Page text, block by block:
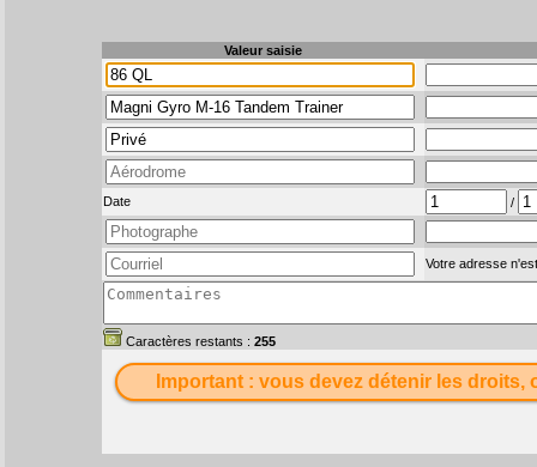
Valeur saisie
Date /
Votre adresse
Caractères restants : 255
Important : vous devez détenir les